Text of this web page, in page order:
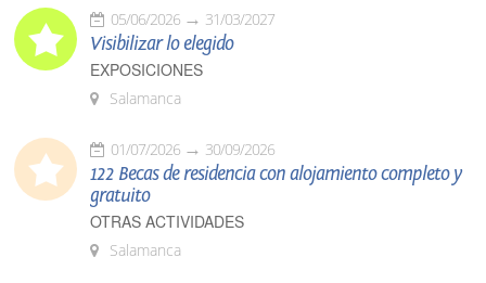
05/06/2026 31/03/2027
Visibilizar lo elegido
EXPOSICIONES
Salamanca
01/07/2026 30/09/2026
122 Becas de residencia con alojamiento completo y
gratuito
OTRAS ACTIVIDADES
Salamanca